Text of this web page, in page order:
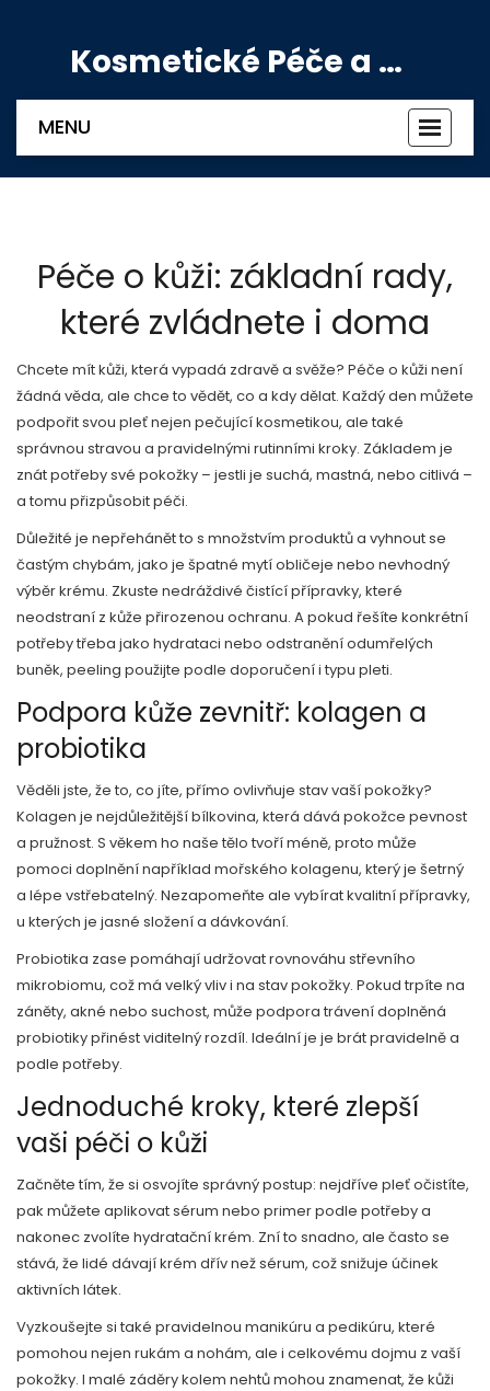
Kosmetické Péče a Výživové Doplňky
MENU
Péče o kůži: základní rady,
které zvládnete i doma
Chcete mít kůži, která vypadá zdravě a svěže? Péče o kůži není
žádná věda, ale chce to vědět, co a kdy dělat. Každý den můžete
podpořit svou pleť nejen pečující kosmetikou, ale také
správnou stravou a pravidelnými rutinními kroky. Základem je
znát potřeby své pokožky – jestli je suchá, mastná, nebo citlivá –
a tomu přizpůsobit péči.
Důležité je nepřehánět to s množstvím produktů a vyhnout se
častým chybám, jako je špatné mytí obličeje nebo nevhodný
výběr krému. Zkuste nedráždivé čistící přípravky, které
neodstraní z kůže přirozenou ochranu. A pokud řešíte konkrétní
potřeby třeba jako hydrataci nebo odstranění odumřelých
buněk, peeling použijte podle doporučení i typu pleti.
Podpora kůže zevnitř: kolagen a
probiotika
Věděli jste, že to, co jíte, přímo ovlivňuje stav vaší pokožky?
Kolagen je nejdůležitější bílkovina, která dává pokožce pevnost
a pružnost. S věkem ho naše tělo tvoří méně, proto může
pomoci doplnění například mořského kolagenu, který je šetrný
a lépe vstřebatelný. Nezapomeňte ale vybírat kvalitní přípravky,
u kterých je jasné složení a dávkování.
Probiotika zase pomáhají udržovat rovnováhu střevního
mikrobiomu, což má velký vliv i na stav pokožky. Pokud trpíte na
záněty, akné nebo suchost, může podpora trávení doplněná
probiotiky přinést viditelný rozdíl. Ideální je je brát pravidelně a
podle potřeby.
Jednoduché kroky, které zlepší
vaši péči o kůži
Začněte tím, že si osvojíte správný postup: nejdříve pleť očistíte,
pak můžete aplikovat sérum nebo primer podle potřeby a
nakonec zvolíte hydratační krém. Zní to snadno, ale často se
stává, že lidé dávají krém dřív než sérum, což snižuje účinek
aktivních látek.
Vyzkoušejte si také pravidelnou manikúru a pedikúru, které
pomohou nejen rukám a nohám, ale i celkovému dojmu z vaší
pokožky. I malé záděry kolem nehtů mohou znamenat, že kůži